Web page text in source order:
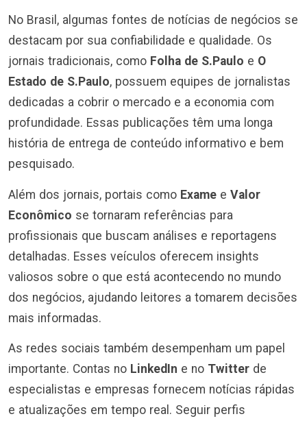
No Brasil, algumas fontes de notícias de negócios se
destacam por sua confiabilidade e qualidade. Os
jornais tradicionais, como Folha de S.Paulo e O
Estado de S.Paulo, possuem equipes de jornalistas
dedicadas a cobrir o mercado e a economia com
profundidade. Essas publicações têm uma longa
história de entrega de conteúdo informativo e bem
pesquisado.
Além dos jornais, portais como Exame e Valor
Econômico se tornaram referências para
profissionais que buscam análises e reportagens
detalhadas. Esses veículos oferecem insights
valiosos sobre o que está acontecendo no mundo
dos negócios, ajudando leitores a tomarem decisões
mais informadas.
As redes sociais também desempenham um papel
importante. Contas no LinkedIn e no Twitter de
especialistas e empresas fornecem notícias rápidas
e atualizações em tempo real. Seguir perfis